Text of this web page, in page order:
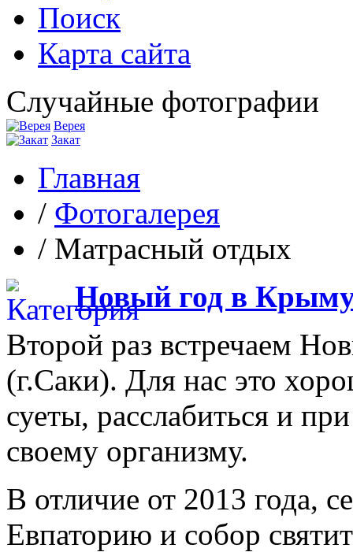
Поиск
Карта сайта
Случайные фотографии
Верея
Закат
Главная
/ Фотогалерея
/ Матрасный отдых
Новый год в
Второй раз встречаем
(г.Саки). Для нас это
суеты, расслабиться и
своему организму.
В отличие от 2013 года,
Евпаторию и собор